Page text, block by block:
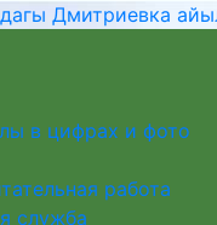
Дмитриевка
в цифрах и фото
работа
служба